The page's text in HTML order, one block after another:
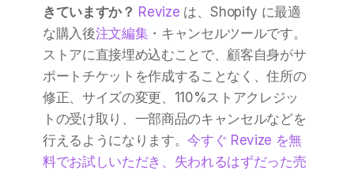
きていますか？ Revize は、Shopify に最適
な購入後注文編集・キャンセルツールです。
ストアに直接埋め込むことで、顧客自身がサ
ポートチケットを作成することなく、住所の
修正、サイズの変更、110%ストアクレジッ
トの受け取り、一部商品のキャンセルなどを
行えるようになります。今すぐ Revize を無
料でお試しいただき、失われるはずだった売